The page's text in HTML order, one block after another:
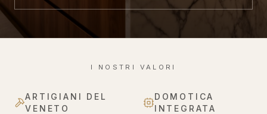
I NOSTRI VALORI
ARTIGIANI DEL
VENETO
DOMOTICA
INTEGRATA